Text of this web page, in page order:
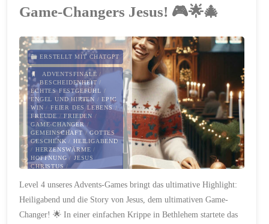
Game-Changers Jesus! 🎮🌟🎄
ERSTELLT MIT CHATGPT
ADVENTSFINALE /
BESCHEIDENHEIT /
ECHTES FESTGEFÜHL /
ENGEL UND HIRTEN /EPIC
WIN / FEIER DES LEBENS /
FREUDE /FRIEDEN /
GAME-CHANGER/
GEMEINSCHAFT /GOTTES
GESCHENK / HEILIGABEND
/ HERZENSWÄRME /
HOFFNUNG / JESUS
CHRISTUS /
LEBENSVERÄNDERUNG/
EVANGELIUM /POWER-UP
INSPIRATION /VIERTE
Level 4 unseres Advents-Games bringt das ultimative Highlight:
Heiligabend und die Story von Jesus, dem ultimativen Game-
Changer! 🌟 In einer einfachen Krippe in Bethlehem startete das